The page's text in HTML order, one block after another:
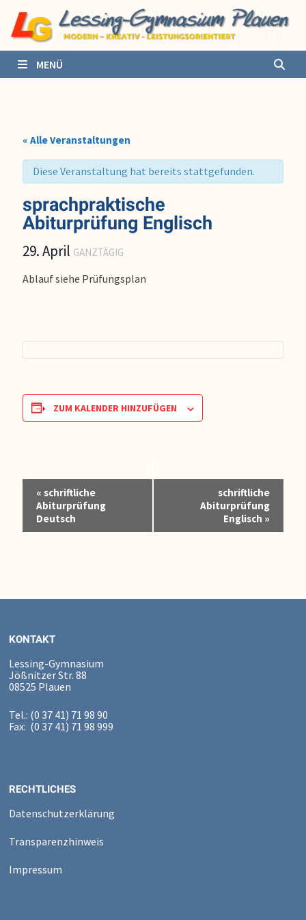
zum
Inhalt
MENÜ
« Alle Veranstaltungen
Diese Veranstaltung hat bereits stattgefunden.
sprachpraktische
Abiturprüfung Englisch
29. April GANZTÄGIG
Ablauf siehe Prüfungsplan
ZUM KALENDER HINZUFÜGEN
Navigation
« schriftliche
Abiturprüfung
Deutsch
schriftliche
Abiturprüfung
Englisch »
KONTAKT
Lessing-Gymnasium
Jößnitzer Str. 88
08525 Plauen
Tel.: (0 37 41) 71 98 90
Fax: (0 37 41) 71 98 999
RECHTLICHES
Datenschutzerklärung
Transparenzhinweis
Impressum